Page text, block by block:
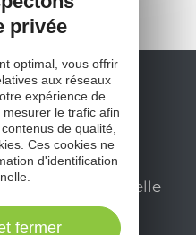
mensuelle
profiter
en Aveyron.
privée
optimal, vous offrir
aux réseaux
expérience de
le trafic afin
de qualité,
Ces cookies ne
d'identification
fermer